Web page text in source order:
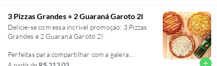
calabresa bbq, vegetais e ovo e calabresa creamy.
Pizza Grandes (8 fatias) massa fina, fresca,
aberta e assada na hora. Receita genuina italiana.
3 Pizzas Grandes + 2 Guaraná Garoto 2l
Delicie-se com essa incrível promoção: 3 Pizzas
Grandes e 2 Guaraná Garoto 2l
Perfeitas para compartilhar com a galera.
Sabores Tradicionais: Calabresa, mista, muçarela,
add